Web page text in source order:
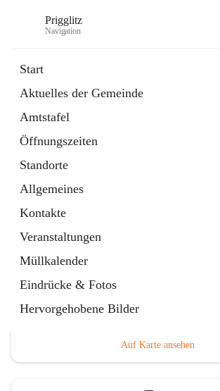
Prigglitz
Navigation
Start
Aktuelles der Gemeinde
Amtstafel
Öffnungszeiten
Standorte
Allgemeines
Kontakte
Veranstaltungen
Müllkalender
Eindrücke & Fotos
Hervorgehobene Bilder
Externe Webseite
in
Tab
Gemeindezeitung
Ordner
öffnet
in
neuem
Tab
Hauptadresse
Auf Karte ansehen